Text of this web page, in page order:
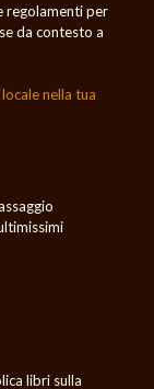
regolamenti per
da contesto a
nella tua
libri sulla